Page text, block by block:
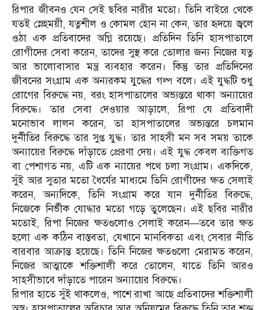
রিপার জীবনও যেন সেই ছবির নারীর মতো। তিনি বাইরে থেকে
যতই স্নেহময়ী, যত্নশীল ও কোমল হোন না কেন, তার হৃদয়ে জ্বলে
ওঠা এক প্রতিবাদের অগ্নি রয়েছে। প্রতিদিন তিনি হাসপাতালে
রোগীদের সেবা করেন, তাদের সুস্থ করে তোলার জন্য নিজের যত্ন
আর ভালোবাসার মন্ত্র ব্যবহার করেন। কিন্তু তার প্রতিদিনের
জীবনের সংগ্রাম এক অন্যরকম যুদ্ধের গল্প বলে। এই যুদ্ধটি শুধু
রোগের বিরুদ্ধে নয়, বরং হাসপাতালের অভ্যন্তরে থাকা অন্যায়ের
বিরুদ্ধে। তার সেবা দেওয়ার আড়ালে, রিপা যে প্রতিবাদী
মনোভাব লালন করেন, তা হাসপাতালের অভ্যন্তরে চলমান
দুর্নীতির বিরুদ্ধে তার সুপ্ত যুদ্ধ। তার সাহসী মন সব সময় তাকে
অন্যায়ের বিরুদ্ধে দাঁড়াতে প্রেরণা দেয়। এই যুদ্ধ কেবল ব্যক্তিগত
বা পেশাগত নয়, এটি এক ন্যায়ের পথে চলা সংগ্রাম। একদিকে,
সুঁই আর সুতার মতো ধৈর্যের মাধ্যমে তিনি রোগীদের ক্ষত সেলাই
করেন, অন্যদিকে, তিনি সংগ্রাম করে যান দুর্নীতির বিরুদ্ধে,
নিজেকে নির্ভীক যোদ্ধার মতো গড়ে তুলেছেন। এই ছবির নারীর
মতোই, রিপা নিজের ক্ষতগুলোও সেলাই করেন—তবে তার ক্ষত
হলো এক কঠিন বাস্তবতা, যেখানে মানবিকতা এবং সেবার নীতি
বারবার আক্রান্ত হয়েছে। তিনি নিজের ক্ষতগুলো মেরামত করেন,
নিজের আত্মাকে শক্তিশালী করে তোলেন, যাতে তিনি আরও
সাহসীভাবে দাঁড়াতে পারেন অন্যায়ের বিরুদ্ধে।
রিপার হাতে সুঁই থাকলেও, পাশে রাখা আছে প্রতিবাদের শক্তিশালী